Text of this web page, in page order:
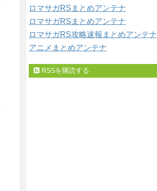
ロマサガRSまとめアンテナ
ロマサガRSまとめアンテナ
ロマサガRS攻略速報まとめアンテナ
アニメまとめアンテナ
RSSを購読する